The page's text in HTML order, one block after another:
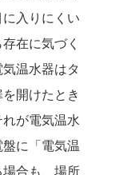
入りにくい
在に気づく
温水器はタ
開けたとき
が電気温水
に「電気温
合も、場所